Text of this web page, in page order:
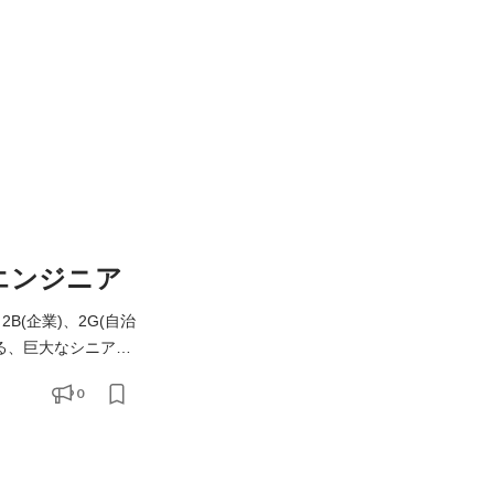
ンジニア
企業)、2G(自治
日常の『楽しみ』
0